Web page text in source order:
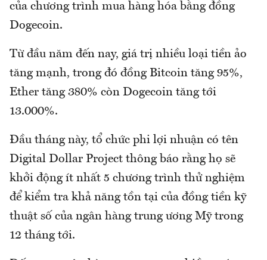
của chương trình mua hàng hóa bằng đồng
Dogecoin.
Từ đầu năm đến nay, giá trị nhiều loại tiền ảo
tăng mạnh, trong đó đồng Bitcoin tăng 95%,
Ether tăng 380% còn Dogecoin tăng tới
13.000%.
Đầu tháng này, tổ chức phi lợi nhuận có tên
Digital Dollar Project thông báo rằng họ sẽ
khởi động ít nhất 5 chương trình thử nghiệm
để kiểm tra khả năng tồn tại của đồng tiền kỹ
thuật số của ngân hàng trung ương Mỹ trong
12 tháng tới.